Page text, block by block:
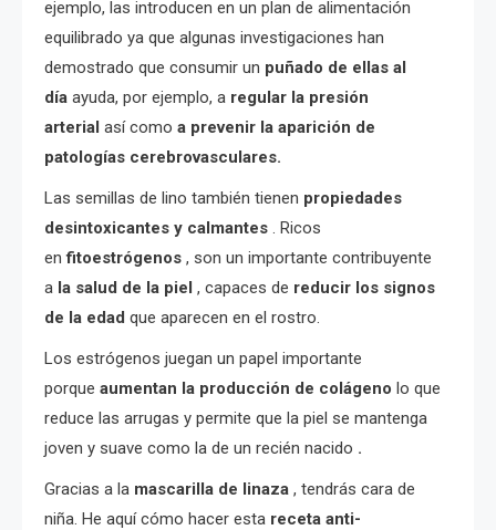
ejemplo, las introducen en un plan de alimentación
equilibrado ya que algunas investigaciones han
demostrado que consumir un puñado de ellas al
día ayuda, por ejemplo, a regular la presión
arterial así como a prevenir la aparición de
patologías cerebrovasculares.
Las semillas de lino también tienen propiedades
desintoxicantes y calmantes . Ricos
enfitoestrógenos , son un importante contribuyente
a la salud de la piel , capaces de reducir los signos
de la edad que aparecen en el rostro.
Los estrógenos juegan un papel importante
porque aumentan la producción de colágeno lo que
reduce las arrugas y permite que la piel se mantenga
joven y suave como la de un recién nacido .
Gracias a la mascarilla de linaza , tendrás cara de
niña. He aquí cómo hacer esta receta anti-